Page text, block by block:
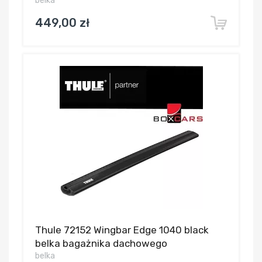
449,00 zł
Thule 72152 Wingbar Edge 1040 black
belka bagażnika dachowego
belka